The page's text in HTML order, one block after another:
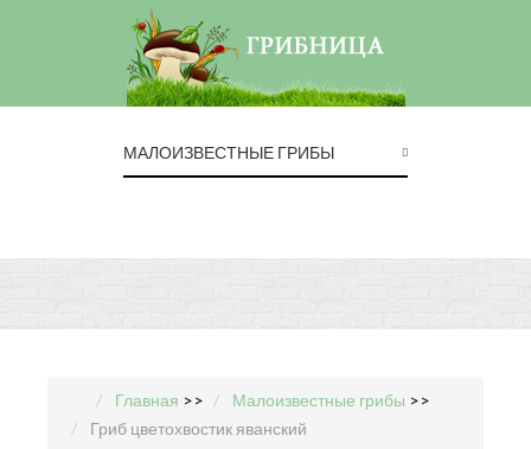
МАЛОИЗВЕСТНЫЕ ГРИБЫ
Главная >> Малоизвестные грибы >>
Гриб цветохвостик яванский